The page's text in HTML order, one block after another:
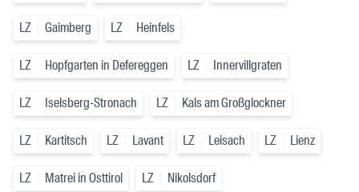
LZ Gaimberg LZ Heinfels
LZ Hopfgarten in Defereggen LZ Innervillgraten
LZ Iselsberg-Stronach LZ Kals am Großglockner
LZ Kartitsch LZ Lavant LZ Leisach LZ Lienz
LZ Matrei in Osttirol LZ Nikolsdorf